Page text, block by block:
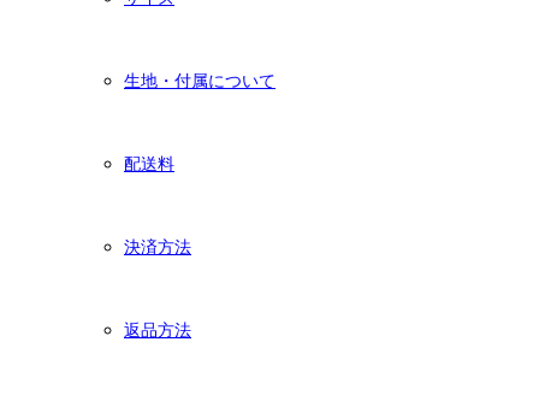
生地・付属について
配送料
決済方法
返品方法